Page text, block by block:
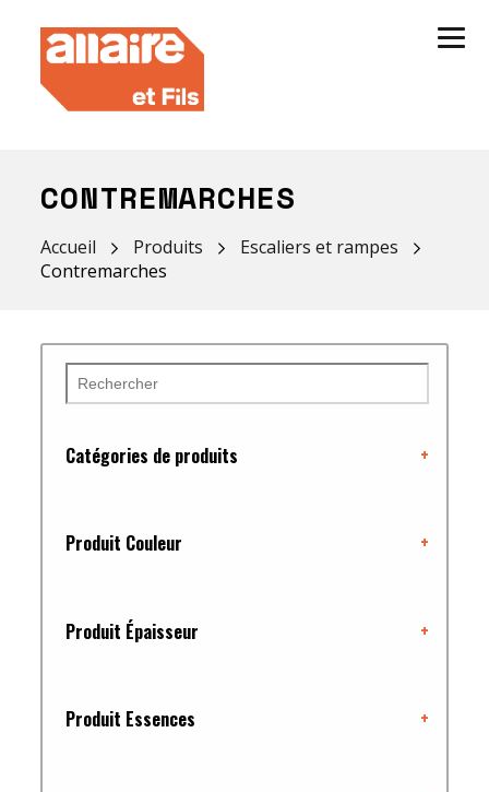
CONTREMARCHES
Accueil Produits
Escaliers et rampes
Contremarches
Catégories de produits +
Produit Couleur +
Produit Épaisseur +
Produit Essences +